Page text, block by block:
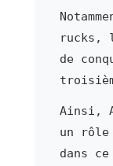
rucks,
de
Ainsi,
un
dans